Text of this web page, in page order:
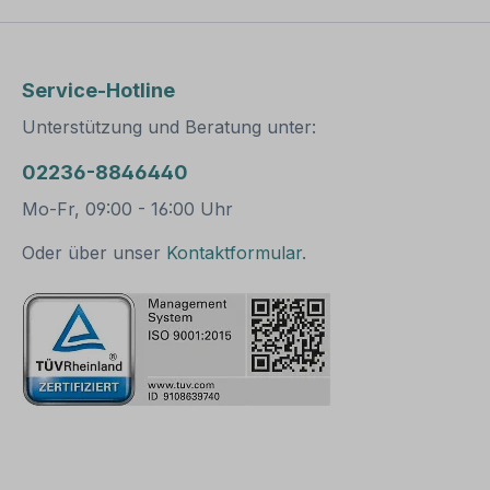
Beschädigungen) ist
wirken diese Schilder alt,
Jahrzehnten produziert
Retro Schildes Kuchen
zieht nur die Falten glatt
Ausführung: Querformat
mm Abmessungen:
200 x 300 mm 300 x
450 mm 400 x 600
mm 500 x 750 mm 600
x 900 mm
Verarbeitung: rechteckig
Vorteile. Diese
Ausführungen
Textinhalten,
Artikel
werden können.
aufgedruckt,
Service-Hotline
Unterstützung und Beratung unter:
02236-8846440
Mo-Fr, 09:00 - 16:00 Uhr
Oder über unser Kontaktformular.